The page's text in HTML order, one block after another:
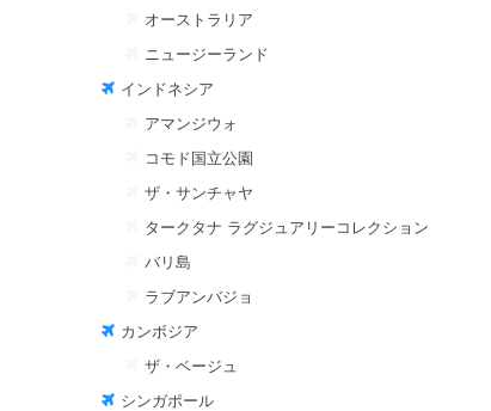
オーストラリア
ニュージーランド
インドネシア
アマンジウォ
コモド国立公園
ザ・サンチャヤ
タークタナ ラグジュアリーコレクション
バリ島
ラブアンバジョ
カンボジア
ザ・ベージュ
シンガポール